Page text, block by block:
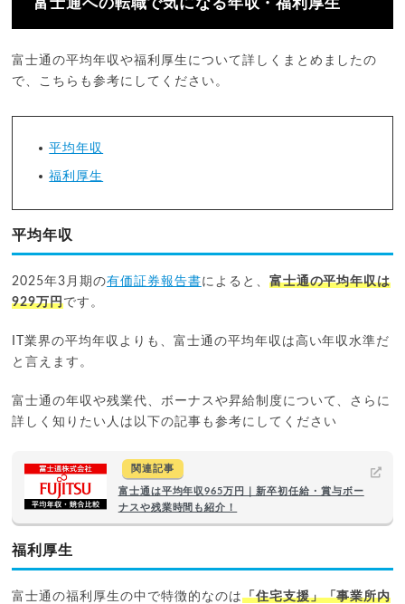
富士通への転職で気になる年収・福利厚生
富士通の平均年収や福利厚生について詳しくまとめましたの
で、こちらも参考にしてください。
平均年収
福利厚生
平均年収
2025年3月期の有価証券報告書によると、 富士通の平均年収は
929万円です。
IT業界の平均年収よりも、富士通の平均年収は高い年収水準だ
と言えます。
富士通の年収や残業代、ボーナスや昇給制度について、さらに
詳しく知りたい人は以下の記事も参考にしてください
関連記事
富士通は平均年収965万円｜新卒初任給・賞与ボー
ナスや残業時間も紹介！
福利厚生
富士通の福利厚生の中で特徴的なのは「住宅支援」「事業所内